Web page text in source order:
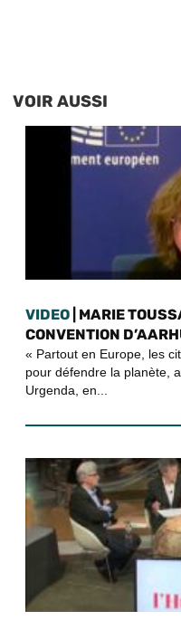
VOIR AUSSI
VIDEO | MARIE
CONVENTION
« Partout en Europe, les
pour défendre la planète,
Urgenda, en...